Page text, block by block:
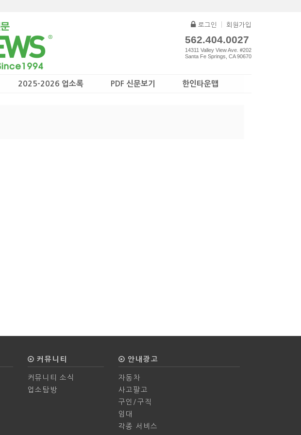
로그인 회원가입
562.404.0027
14311 Valley View Ave. #202
Santa Fe Springs, CA 90670
2025-2026 업소록 PDF 신문보기 한인타운맵
커뮤니티
커뮤니티 소식
업소탐방
안내광고
자동차
사고팔고
구인/구직
임대
각종 서비스